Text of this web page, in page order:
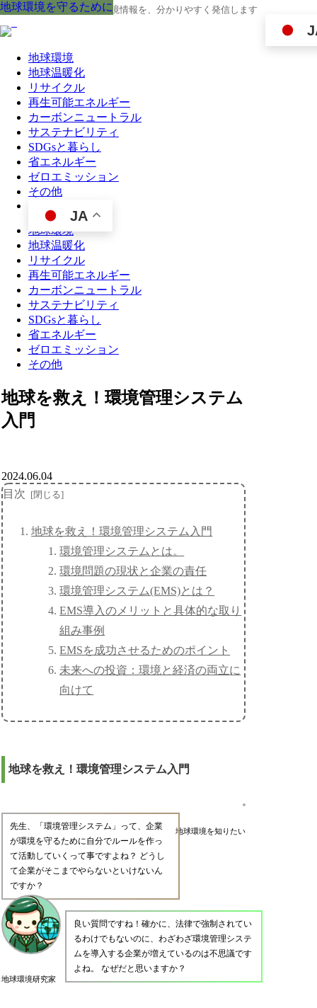
地球の今と未来に役立つ環境情報を、分かりやすく発信します
地球環境
地球温暖化
リサイクル
再生可能エネルギー
カーボンニュートラル
サステナビリティ
SDGsと暮らし
省エネルギー
ゼロエミッション
その他
JA
地球環境
地球温暖化
リサイクル
再生可能エネルギー
カーボンニュートラル
サステナビリティ
SDGsと暮らし
省エネルギー
ゼロエミッション
その他
地球を救え！環境管理システム
入門
地球環境を守るために
2024.06.04
目次
地球を救え！環境管理システム入門
環境管理システムとは。
環境問題の現状と企業の責任
環境管理システム(EMS)とは？
EMS導入のメリットと具体的な取り
組み事例
EMSを成功させるためのポイント
未来への投資：環境と経済の両立に
向けて
地球を救え！環境管理システム入門
地球環境を知りたい
先生、「環境管理システム」って、企業
が環境を守るために自分でルールを作っ
て活動していくって事ですよね？ どうし
て企業がそこまでやらないといけないん
ですか？
地球環境研究家
良い質問ですね！確かに、法律で強制されてい
るわけでもないのに、わざわざ環境管理システ
ムを導入する企業が増えているのは不思議です
よね。 なぜだと思いますか？
地球環境を守るために
地球環境を守るために
地球環境を守るために
地球環境を守るために
地球環境を守るために
地球環境を守るために
地球環境を守るために
地球環境を守るために